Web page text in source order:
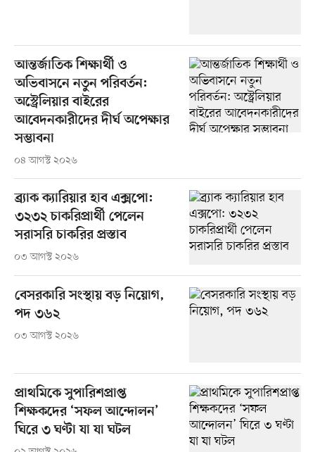
আন্তর্জাতিক শিক্ষার্থী ও
অভিবাসনে নতুন পরিবর্তন:
অস্ট্রেলিয়ার বাইরের
আবেদনকারীদের দীর্ঘ অপেক্ষার
সম্ভাবনা
০৪ আগস্ট ২০২৬
ব্র্যাক ক্যারিয়ার হাব এক্সপো:
৩২৩২ চাকরিপ্রার্থী পেলেন
সরাসরি চাকরির প্রস্তাব
০৩ আগস্ট ২০২৬
বেসরকারি সংস্থায় বড় নিয়োগ,
পদ ৩৬২
০৩ আগস্ট ২০২৬
প্রাথমিকে সুপারিশপ্রাপ্ত
শিক্ষকদের ‘সফল আন্দোলন’
ঘিরে ৩ ঘণ্টা যা যা ঘটল